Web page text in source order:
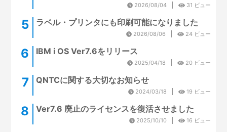
2026/08/04 31 ビュー
ラベル・プリンタにも印刷可能になりました
2026/08/06 24 ビュー
IBM i OS Ver7.6をリリース
2025/04/18 20 ビュー
QNTCに関する大切なお知らせ
2024/03/18 19 ビュー
Ver7.6 廃止のライセンスを復活させました
2025/10/10 16 ビュー